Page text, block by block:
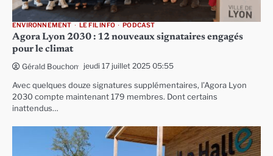
ENVIRONNEMENT LE FIL INFO PODCAST
Agora Lyon 2030 : 12 nouveaux signataires engagés
pour le climat
Gérald Bouchon jeudi 17 juillet 2025 05:55
Avec quelques douze signatures supplémentaires, l’Agora Lyon
2030 compte maintenant 179 membres. Dont certains
inattendus…